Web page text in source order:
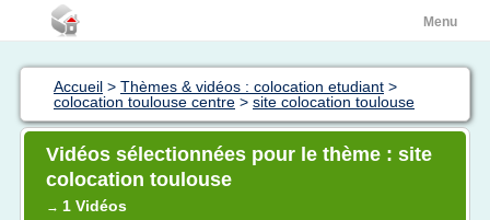
Menu
Accueil > Thèmes & vidéos : colocation etudiant >
colocation toulouse centre > site colocation toulouse
Vidéos sélectionnées pour le thème : site
colocation toulouse
→ 1 Vidéos